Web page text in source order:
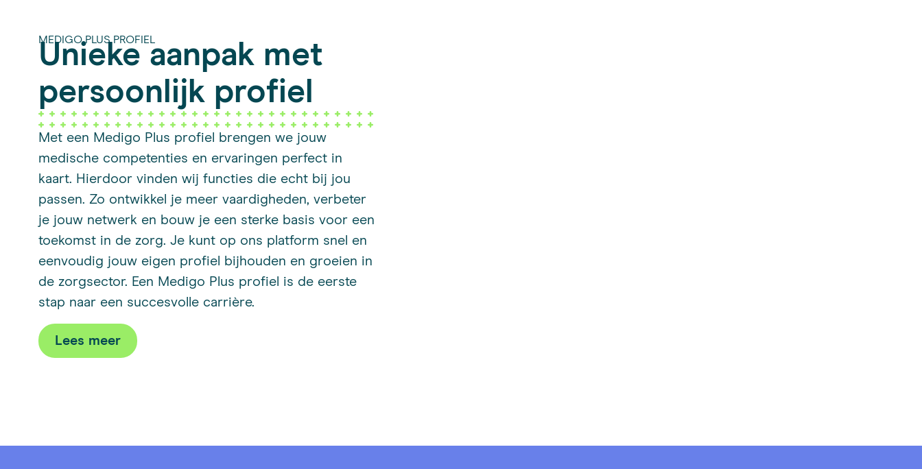
MEDIGO PLUS PROFIEL
Unieke aanpak met
persoonlijk profiel
Met een Medigo Plus profiel brengen we jouw
medische competenties en ervaringen perfect in
kaart. Hierdoor vinden wij functies die echt bij jou
passen. Zo ontwikkel je meer vaardigheden, verbeter
je jouw netwerk en bouw je een sterke basis voor een
toekomst in de zorg. Je kunt op ons platform snel en
eenvoudig jouw eigen profiel bijhouden en groeien in
de zorgsector. Een Medigo Plus profiel is de eerste
stap naar een succesvolle carrière.
Lees meer